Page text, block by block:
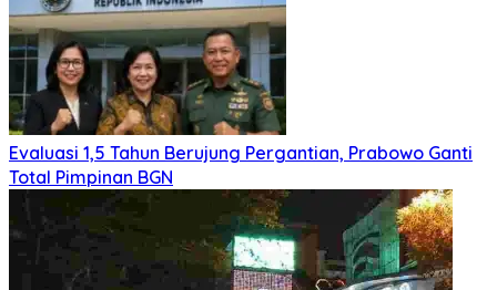
Evaluasi 1,5 Tahun Berujung Pergantian, Prabowo Ganti
Total Pimpinan BGN